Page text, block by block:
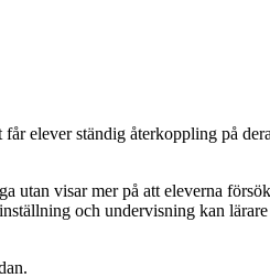
elever ständig återkoppling på
visar mer på att eleverna
och undervisning kan